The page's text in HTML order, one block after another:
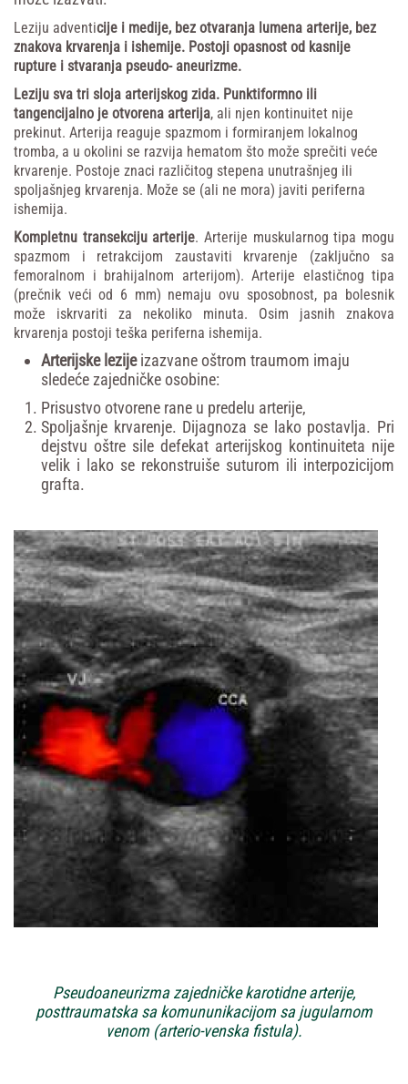
Leziju adventicije i medije, bez otvaranja lumena arterije, bez
znakova krvarenja i ishemije. Postoji opasnost od kasnije
rupture i stvaranja pseudo- aneurizme.
Leziju sva tri sloja arterijskog zida. Punktiformno ili
tangencijalno je otvorena arterija, ali njen kontinuitet nije
prekinut. Arterija reaguje spazmom i formiranjem lokalnog
tromba, a u okolini se razvija hematom što može sprečiti veće
krvarenje. Postoje znaci različitog stepena unutrašnjeg ili
spoljašnjeg krvarenja. Može se (ali ne mora) javiti periferna
ishemija.
Kompletnu transekciju arterije. Arterije muskularnog tipa mogu
spazmom
i retrakcijom zaustaviti krvarenje (zaključno
sa
femoralnom i brahijalnom arterijom). Arterije elastičnog tipa
(prečnik veći od 6 mm) nemaju ovu sposobnost, pa bolesnik
može
iskrvariti za nekoliko minuta. Osim jasnih
znakova
krvarenja postoji teška periferna ishemija.
Arterijske lezijeizazvane oštrom traumom imaju
sledeće zajedničke osobine:
Prisustvo otvorene rane u predelu arterije,
Spoljašnje krvarenje. Dijagnoza se lako postavlja. Pri
dejstvu oštre sile defekat arterijskog kontinuiteta nije
velik i lako se rekonstruiše suturom ili interpozicijom
grafta.
Pseudoaneurizma zajedničke karotidne arterije,
posttraumatska sa komununikacijom sa jugularnom
venom (arterio-venska fistula).